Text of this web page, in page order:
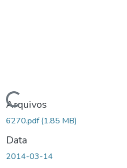
Carregando...
Arquivos
6270.pdf(1.85 MB)
Data
2014-03-14